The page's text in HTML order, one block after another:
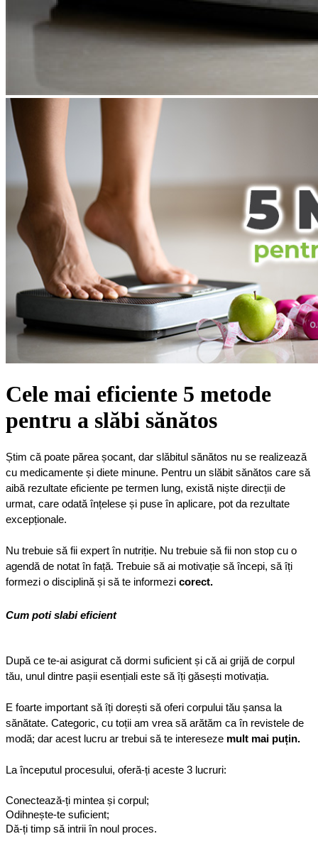
Cele mai eficiente 5 metode
pentru a slăbi sănătos
Știm că poate părea șocant, dar slăbitul sănătos nu se realizează
cu medicamente și diete minune. Pentru un slăbit sănătos care să
aibă rezultate eficiente pe termen lung, există niște direcții de
urmat, care odată înțelese și puse în aplicare, pot da rezultate
excepționale.
Nu trebuie să fii expert în nutriție. Nu trebuie să fii non stop cu o
agendă de notat în față. Trebuie să ai motivație să începi, să îți
formezi o disciplină și să te informezi corect.
Cum poti slabi eficient
După ce te-ai asigurat că dormi suficient și că ai grijă de corpul
tău, unul dintre pașii esențiali este să îți găsești motivația.
E foarte important să îți dorești să oferi corpului tău șansa la
sănătate. Categoric, cu toții am vrea să arătăm ca în revistele de
modă; dar acest lucru ar trebui să te intereseze mult mai puțin.
La începutul procesului, oferă-ți aceste 3 lucruri:
Conectează-ți mintea și corpul;
Odihnește-te suficient;
Dă-ți timp să intrii în noul proces.